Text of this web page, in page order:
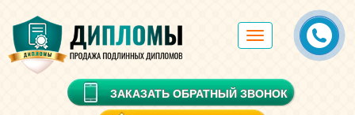
Toggle
navigation
ЗАКАЗАТЬ ОБРАТНЫЙ ЗВОНОК